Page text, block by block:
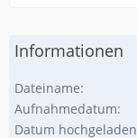
Informationen
Dateiname
Aufnahmedatum
Datum hochgeladen